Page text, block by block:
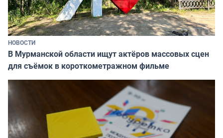
НОВОСТИ
В Мурманской области ищут актёров массовых сцен
для съёмок в короткометражном фильме